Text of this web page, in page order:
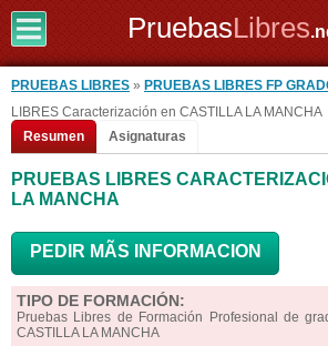
PruebasLibres
PRUEBAS LIBRES » PRUEBAS LIBRES FP
LIBRES Caracterización en CASTILLA LA MANCHA
Resumen
Asignaturas
PRUEBAS LIBRES
LA MANCHA
PEDIR MÃS INFORMACION
TIPO DE FORMACIÓN:
Pruebas Libres de Formación Profesional de
CASTILLA LA MANCHA